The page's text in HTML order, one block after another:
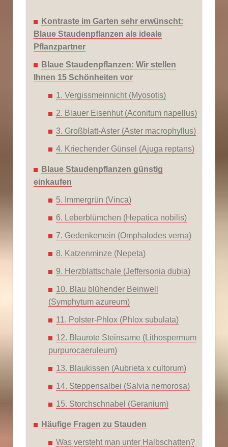
Kontraste im Garten sehr erwünscht:
Blaue Staudenpflanzen als ideale
Pflanzpartner
Blaue Staudenpflanzen: Wir stellen
Ihnen 15 Schönheiten vor
1. Vergissmeinnicht (Myosotis)
2. Blauer Eisenhut (Aconitum napellus)
3. Großblatt-Aster (Aster macrophyllus)
4. Kriechender Günsel (Ajuga reptans)
Blaue Staudenpflanzen günstig
einkaufen
5. Immergrün (Vinca)
6. Leberblümchen (Hepatica nobilis)
7. Gedenkemein (Omphalodes verna)
8. Katzenminze (Nepeta)
9. Herzblattschale (Jeffersonia dubia)
10. Blau blühender Beinwell
(Symphytum azureum)
11. Polster-Phlox (Phlox subulata)
12. Blaurote Steinsame (Lithospermum
purpurocaeruleum)
13. Blaukissen (Aubrieta x cultorum)
14. Steppensalbei (Salvia nemorosa)
15. Storchschnabel (Geranium)
Häufige Fragen zu Stauden
Was versteht man unter Halbschatten?